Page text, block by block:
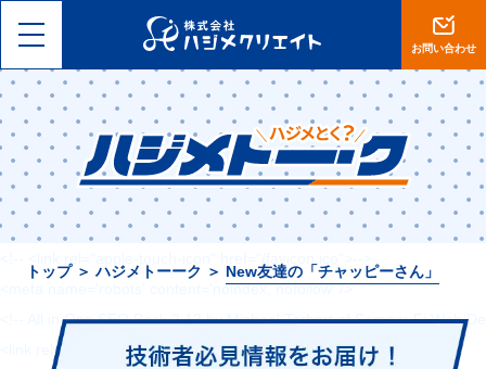
お問い合わせ
トップ ＞ ハジメトーーク ＞ New友達の「チャッピーさん」
<html lang="ja">
<head>
<meta charset="utf-8">
<meta name="viewport" content="width=device-width, initial-scale=1,
<meta name="format-detection" content="telephone=no">
<title>【岡山】集客設計に自信あり。ホームページ制作・ECサイト
<!-- <link rel="shortcut icon" href="--><!--/favicon.ico">-->
<meta name='robots' content='noindex, nofollow' />
<!-- All in One SEO Pack 2.12 by Michael Torbert of Semper Fi Web
<link rel="canonical" href="https://hajimecreate.com/" />